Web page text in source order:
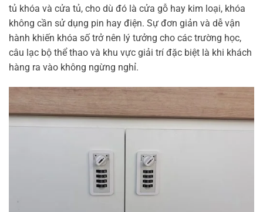
tủ khóa và cửa tủ, cho dù đó là cửa gỗ hay kim loại, khóa
không cần sử dụng pin hay điện. Sự đơn giản và dễ vận
hành khiến khóa số trở nên lý tưởng cho các trường học,
câu lạc bộ thể thao và khu vực giải trí đặc biệt là khi khách
hàng ra vào không ngừng nghỉ.